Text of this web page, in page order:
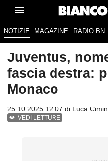
NOTIZIE MAGAZINE RADIO BN
Juventus,
fascia destra:
Monaco
25.10.2025 12:07 di Luca
VEDI LETTURE